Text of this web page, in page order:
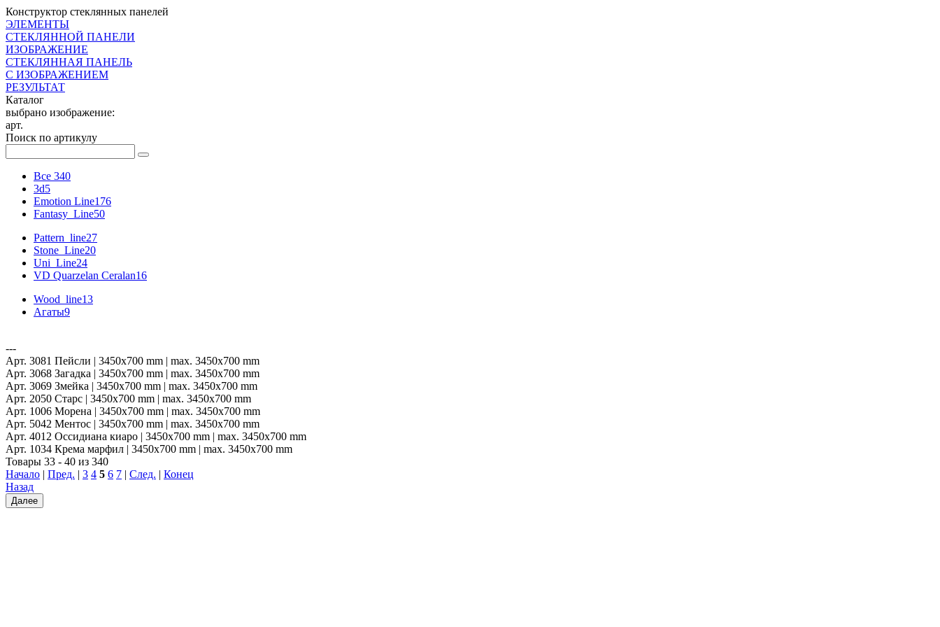
Конструктор стеклянных панелей
ЭЛЕМЕНТЫ
СТЕКЛЯННОЙ ПАНЕЛИ
ИЗОБРАЖЕНИЕ
СТЕКЛЯННАЯ ПАНЕЛЬ
С ИЗОБРАЖЕНИЕМ
РЕЗУЛЬТАТ
Каталог
выбрано изображение:
арт.
Поиск по артикулу
Все 340
3d5
Emotion Line176
Fantasy_Line50
Pattern_line27
Stone_Line20
Uni_Line24
VD Quarzelan Ceralan16
Wood_line13
Агаты9
---
Арт. 3081 Пейсли | 3450x700 mm | max. 3450x700 mm
Арт. 3068 Загадка | 3450x700 mm | max. 3450x700 mm
Арт. 3069 Змейка | 3450x700 mm | max. 3450x700 mm
Арт. 2050 Старс | 3450x700 mm | max. 3450x700 mm
Арт. 1006 Морена | 3450x700 mm | max. 3450x700 mm
Арт. 5042 Ментос | 3450x700 mm | max. 3450x700 mm
Арт. 4012 Оссидиана киаро | 3450x700 mm | max. 3450x700 mm
Арт. 1034 Крема марфил | 3450x700 mm | max. 3450x700 mm
Товары 33 - 40 из 340
Начало | Пред. | 3 4 5 6 7 | След. | Конец
Назад
Далее